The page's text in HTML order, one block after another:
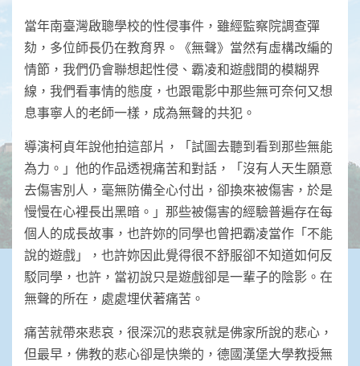
當年南臺灣啟聰學校的性侵事件，雖經監察院調查彈
劾，多位師長仍在教育界。《無聲》當然有虛構改編的
情節，我們仍會聯想起性侵、霸凌和遊戲間的模糊界
線，我們看事情的態度，也跟電影中那些無可奈何又想
息事寧人的老師一樣，成為無聲的共犯。
導演柯貞年說他拍這部片，「試圖去聽到看到那些無能
為力。」他的作品透視痛苦和對話，「沒有人天生願意
去傷害別人，毫無防備全心付出，卻換來被傷害，於是
慢慢在心裡長出黑暗。」那些被傷害的經驗普遍存在每
個人的成長故事，也許妳的同學也曾把霸凌當作「不能
說的遊戲」，也許妳因此覺得很不舒服卻不知道如何反
駁同學，也許，當初說只是遊戲卻是一輩子的陰影。在
無聲的所在，處處埋伏著痛苦。
痛苦就帶來悲哀，很深沉的悲哀就是佛家所說的悲心，
但最早，佛教的悲心卻是快樂的，德國漢堡大學教授無